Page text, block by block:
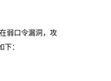
弱口令漏洞，攻
：